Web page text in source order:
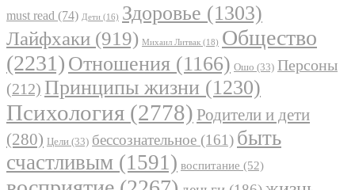
must read (74) Дети (16) Здоровье (1303)
Лайфхаки (919) Михаил Литвак (18) Общество
(2231) Отношения (1166) Ошо (33) Персоны
(212) Принципы жизни (1230)
Психология (2778) Родители и дети
(280) Цели (33) бессознательное (161) быть
счастливым (1591) воспитание (52)